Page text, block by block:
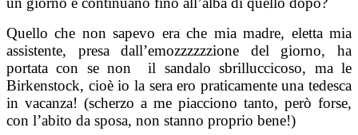
Quello che non sapevo era che mia madre, eletta mia
assistente, presa dall’emozzzzzzione del giorno, ha
portata con se non il sandalo sbrilluccicoso, ma le
Birkenstock, cioè io la sera ero praticamente una tedesca
in vacanza! (scherzo a me piacciono tanto, però forse,
con l’abito da sposa, non stanno proprio bene!)